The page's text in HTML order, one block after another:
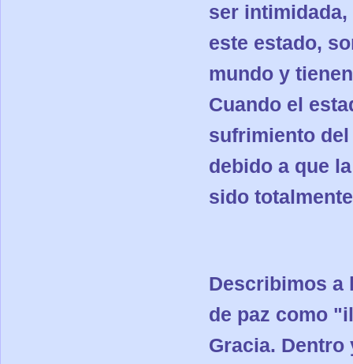
ser
este estado,
mundo y
Cuando el
sufrimiento
debido a que
sido
Describimos a
de paz como
Gracia.